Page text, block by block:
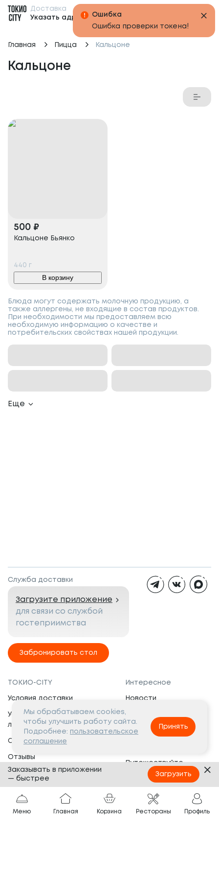
Доставка
Указать адрес
Главная Пицца Кальцоне
Кальцоне
500 ₽
Кальцоне Бьянко
440 г
В корзину
Блюда могут содержать молочную продукцию, а
также аллергены, не входящие в состав продуктов.
При необходимости мы предоставляем всю
необходимую информацию о качестве и
потребительских свойствах нашей продукции.
Еще
Служба доставки
Загрузите приложение
для связи со службой
гостеприимства
Забронировать стол
ТОКИО-CITY
Условия доставки
Условия программы
лояльности
Сертификаты
Отзывы
Банкеты
Вопросы и ответы
Интересное
Новости
Вакансии
Социальная жизнь
Путешествуйте
с ТОКИО-CITY
Партнёрам
Франшиза
Меню Главная Корзина Рестораны Профиль
Мы обрабатываем cookies,
чтобы улучшить работу сайта.
Подробнее: пользовательское
соглашение
Принять
Заказывать в приложении
— быстрее
Загрузить